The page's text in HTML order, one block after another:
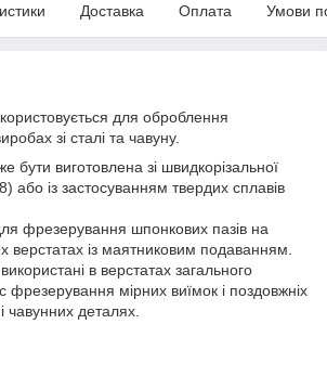
Доставка Оплата Умови
для оброблення
зі сталі та чавуну.
бути виготовлена зі швидкорізальної
або із застосуванням твердих сплавів
фрезерування шпонкових пазів на
із маятниковим подаванням.
в верстатах загального
фрезерування мірних виїмок і поздовжніх
чавунних деталях.